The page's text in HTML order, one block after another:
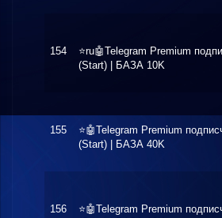
154
⭐️ru🤖Telegram Premium
(Start) | БАЗА 10K
155
⭐️🤖Telegram Premium
(Start) | БАЗА 40K
156
⭐️🤖Telegram Premium